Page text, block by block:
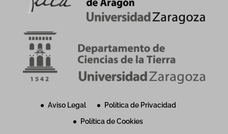
Aviso Legal
Política de Privacidad
Política de Cookies